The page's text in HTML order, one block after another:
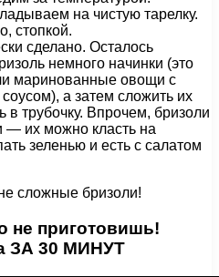
на чистую тарелку.
стопкой.
сделано. Осталось
немного начинки (это
маринованные овощи с
а затем сложить их
в трубочку. Впрочем, бризоли
— их можно класть на
зеленью и есть с салатом
сложные бризоли!
не приготовишь!
ЗА 30 МИНУТ